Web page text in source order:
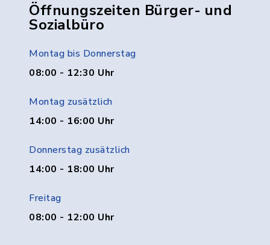
Öffnungszeiten Bürger- und
Sozialbüro
Montag bis Donnerstag
08:00 - 12:30 Uhr
Montag zusätzlich
14:00 - 16:00 Uhr
Donnerstag zusätzlich
14:00 - 18:00 Uhr
Freitag
08:00 - 12:00 Uhr